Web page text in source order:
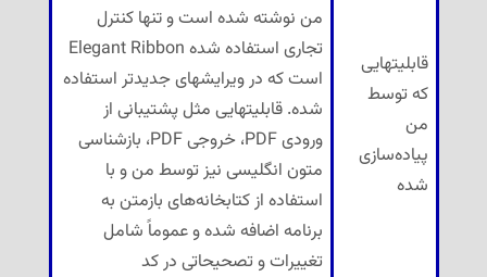
قابلیتهایی
که توسط
من
پیاده‌سازی
شده
من نوشته شده است و تنها کنترل
تجاری استفاده شده Elegant Ribbon
است که در ویرایشهای جدیدتر استفاده
شده. قابلیتهایی مثل پشتیبانی از
ورودی PDF، خروجی PDF، بازشناسی
متون انگلیسی نیز توسط من و با
استفاده از کتابخانه‌های بازمتن به
برنامه اضافه شده و عموماً شامل
تغییرات و تصحیحاتی در کد